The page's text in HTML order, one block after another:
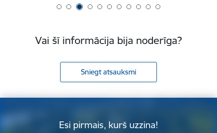
Vai šī informācija bija noderīga?
Sniegt atsauksmi
Esi pirmais, kurš uzzina!